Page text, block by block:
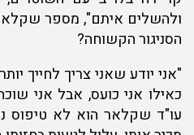
ולהשלים איתם", מספר
הסניגור הקשוחה?
"אני יודע שאני צריך לחייך
כאילו אני כועס, אבל אני
עו"ד שקלאר הוא לא טיפוס